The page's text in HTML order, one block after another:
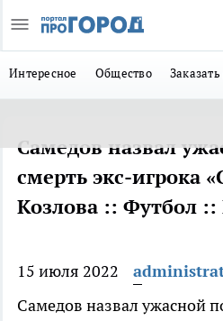
Интересное Общество
Самедов назвал
смерть экс-игрока
Козлова :: Футбол
15 июля 2022
Самедов назвал ужасной